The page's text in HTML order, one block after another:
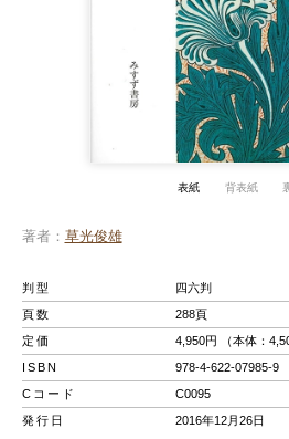
表紙 背表紙
著者 草光俊雄
判型
四六判
頁数
288頁
定価
4,950円 （本体：
ISBN
978-4-622-07985-9
Cコード
C0095
発行日
2016年12月26日